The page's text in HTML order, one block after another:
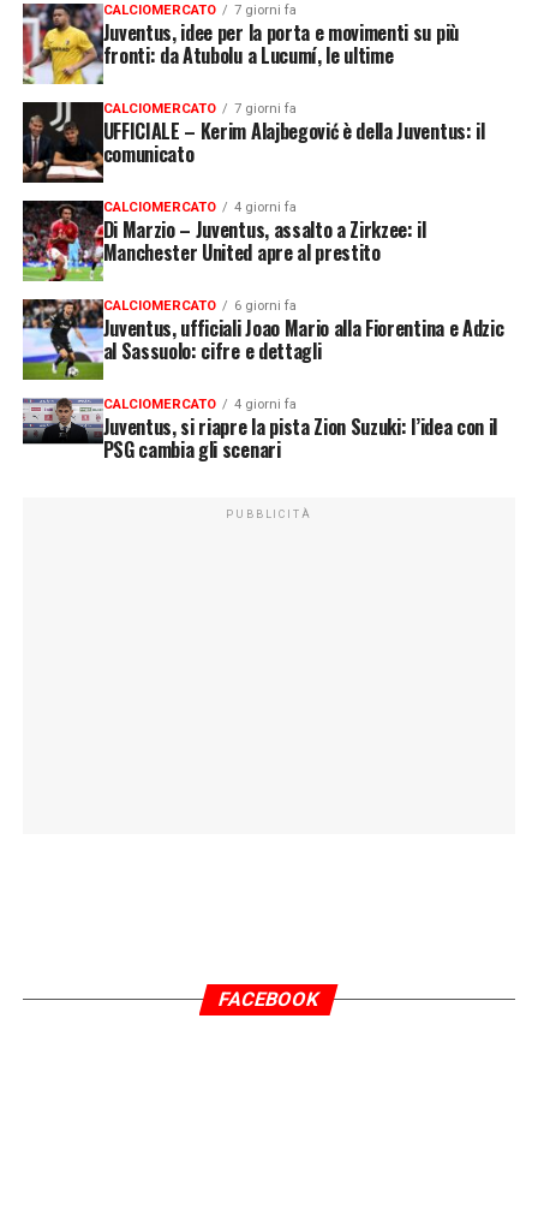
CALCIOMERCATO 7 giorni fa
Juventus, idee per la porta e movimenti su più
fronti: da Atubolu a Lucumí, le ultime
CALCIOMERCATO 7 giorni fa
UFFICIALE – Kerim Alajbegović è della Juventus: il
comunicato
CALCIOMERCATO 4 giorni fa
Di Marzio – Juventus, assalto a Zirkzee: il
Manchester United apre al prestito
CALCIOMERCATO 6 giorni fa
Juventus, ufficiali Joao Mario alla Fiorentina e Adzic
al Sassuolo: cifre e dettagli
CALCIOMERCATO 4 giorni fa
Juventus, si riapre la pista Zion Suzuki: l’idea con il
PSG cambia gli scenari
PUBBLICITÀ
FACEBOOK